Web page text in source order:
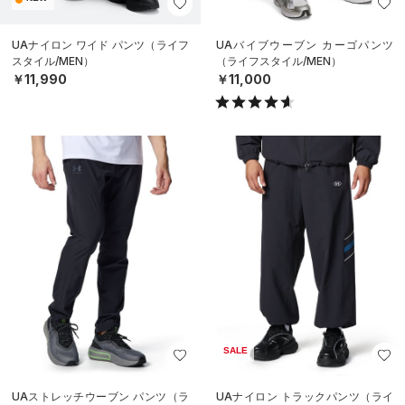
UAナイロン ワイド パンツ（ライフ
スタイル/MEN）
￥11,990
UAバイブウーブン カーゴパンツ
（ライフスタイル/MEN）
￥11,000
UAストレッチウーブン パンツ（ラ
SALE
UAナイロン トラックパンツ（ライ